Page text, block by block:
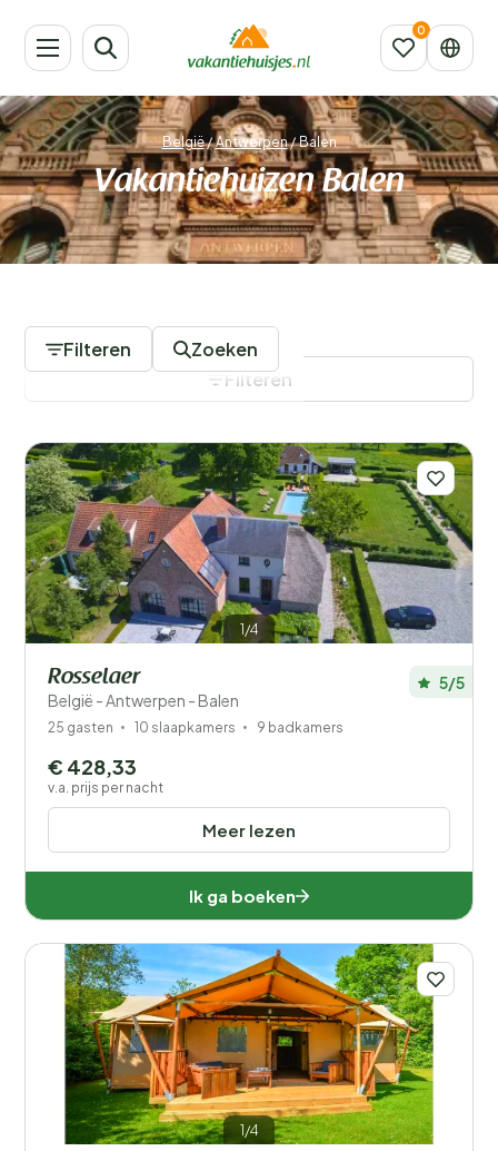
België/Antwerpen/Balen
Vakantiehuizen Balen
Filteren Zoeken
Je vakantie
Kies reisdata en je gezelschap
Wanneer?
Aantal gasten?
Afstand 1
Prijs
Ligging
Kinderen
Filters opslaan
Filteren
1/4
Rosselaer
België - Antwerpen - Balen
5/5
25 gasten 10 slaapkamers 9 badkamers
Meer lezen
€ 428,33
v.a. prijs per nacht
Ik ga boeken
1/4